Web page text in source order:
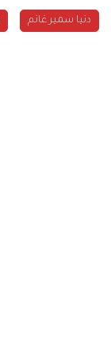
دنيا سمير غانم